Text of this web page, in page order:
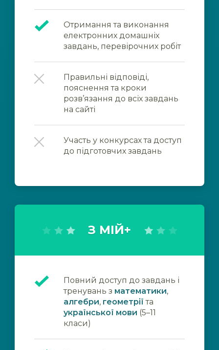
Отримання та виконання
електронних домашніх
завдань, перевірочних робіт
Правильні відповіді,
пояснення та кроки
розв’язання до всіх завдань
на сайті
Участь у конкурсах та доступ
до підготовчих завдань
З МІЙ+
Повний доступ до завдань і
тренувань з математики,
алгебри, геометрії та
української мови (5–11
класи)